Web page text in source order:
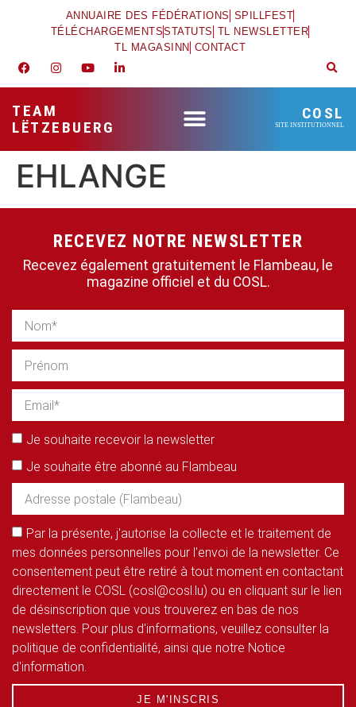
ANNUAIRE DES FÉDÉRATIONS SPILLFEST
TÉLÉCHARGEMENTSSTATUTS TL NEWSLETTER
TL MAGASINN CONTACT
TEAM
LËTZEBUERG
COSL
SITE INSTITUTIONNEL
EHLANGE
RECEVEZ NOTRE NEWSLETTER
Recevez également gratuitement le Flambeau, le
magazine officiel et du COSL.
Je souhaite recevoir la newsletter
Je souhaite être abonné au Flambeau
Par la présente, j'autorise la collecte et le traitement de
mes données personnelles pour l'envoi de la newsletter. Ce
consentement peut être retiré à tout moment en contactant
directement le COSL (cosl@cosl.lu) ou en cliquant sur le lien
de désinscription que vous trouverez en bas de nos
newsletters. Pour plus d'informations, veuillez consulter la
politique de confidentialité, ainsi que notre Notice
d'information.
JE M'INSCRIS